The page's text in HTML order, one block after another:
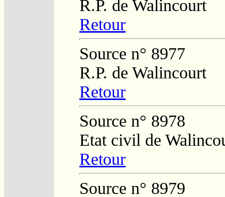
R.P. de Walincourt
Retour
Source n° 8977
R.P. de Walincourt
Retour
Source n° 8978
Etat civil de
Retour
Source n° 8979